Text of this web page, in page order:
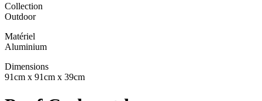
Collection
Outdoor
Matériel
Aluminium
Dimensions
91cm x 91cm x 39cm